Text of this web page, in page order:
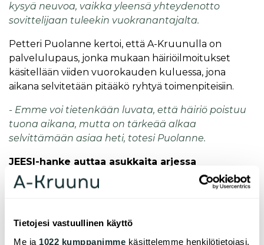
Tietojesi vastuullinen käyttö
Me ja 1022 kumppanimme käsittelemme henkilötietojasi,
kysyä neuvoa, vaikka yleensä yhteydenotto
sovittelijaan tuleekin vuokranantajalta.
Petteri Puolanne kertoi, että A-Kruunulla on
palvelulupaus, jonka mukaan häiriöilmoitukset
käsitellään viiden vuorokauden kuluessa, jona
aikana selvitetään pitääkö ryhtyä toimenpiteisiin.
- Emme voi tietenkään luvata, että häiriö poistuu
tuona aikana, mutta on tärkeää alkaa
selvittämään asiaa heti, totesi Puolanne.
JEESI-hanke auttaa asukkaita arjessa
selviytymiseen
JEESI-hanke, jossa talon asukkaat ovat perustaneet
yhteistiloihin huoneen, jonne on hankittu